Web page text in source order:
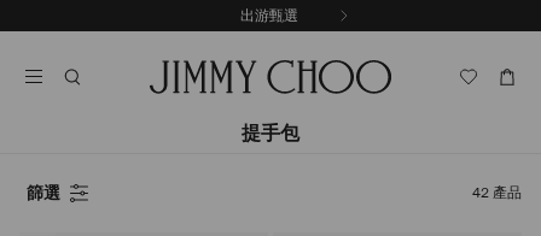
至
出游甄選
提手包
篩選 42 產品